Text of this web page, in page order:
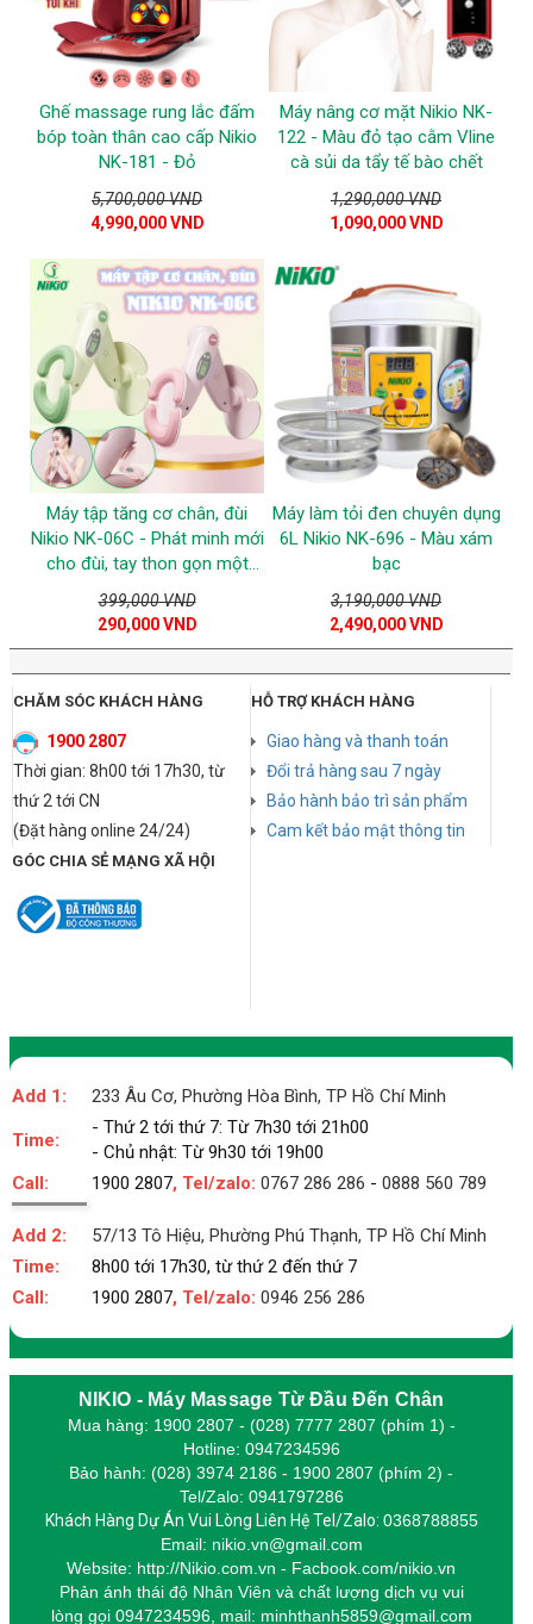
Ghế massage rung lắc đấm
bóp toàn thân cao cấp Nikio
NK-181 - Đỏ
5,700,000 VND
4,990,000 VND
Máy nâng cơ mặt Nikio NK-
122 - Màu đỏ tạo cằm Vline
cà sủi da tẩy tế bào chết
1,290,000 VND
1,090,000 VND
Máy tập tăng cơ chân, đùi
Nikio NK-06C - Phát minh mới
cho đùi, tay thon gọn một
cách tự nhiên
399,000 VND
290,000 VND
Máy làm tỏi đen chuyên dụng
6L Nikio NK-696 - Màu xám
bạc
3,190,000 VND
2,490,000 VND
CHĂM SÓC KHÁCH HÀNG
1900 2807
Thời gian: 8h00 tới 17h30, từ
thứ 2 tới CN
(Đặt hàng online 24/24)
HỖ TRỢ KHÁCH HÀNG
Giao hàng và thanh toán
Đổi trả hàng sau 7 ngày
Bảo hành bảo trì sản phẩm
Cam kết bảo mật thông tin
GÓC CHIA SẺ MẠNG XÃ HỘI
Add 1: 233 Âu Cơ, Phường Hòa Bình, TP Hồ Chí Minh
Time:
- Thứ 2 tới thứ 7: Từ 7h30 tới 21h00
- Chủ nhật: Từ 9h30 tới 19h00
Call:
1900 2807, Tel/zalo:0767 286 286 -0888 560 789
Add 2:
57/13 Tô Hiệu, Phường Phú Thạnh, TP Hồ Chí Minh
Time:
8h00 tới 17h30, từ thứ 2 đến thứ 7
Call:
1900 2807, Tel/zalo:0946 256 286
NIKIO - Máy Massage Từ Đầu Đến Chân
Mua hàng: 1900 2807 - (028) 7777 2807 (phím 1) -
Hotline: 0947234596
Bảo hành: (028) 3974 2186 - 1900 2807 (phím 2) -
Tel/Zalo: 0941797286
Khách Hàng Dự Án Vui Lòng Liên Hệ Tel/Zalo: 0368788855
Email: nikio.vn@gmail.com
Website: http://Nikio.com.vn - Facbook.com/nikio.vn
Phản ánh thái độ Nhân Viên và chất lượng dịch vụ vui
lòng gọi 0947234596, mail: minhthanh5859@gmail.com